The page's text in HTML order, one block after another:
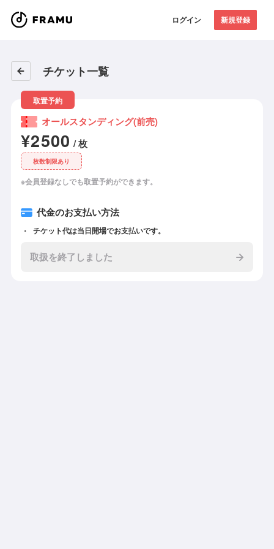
ログイン 新規登録
チケット一覧
取置予約
オールスタンディング(前売)
¥2500 / 枚
枚数制限あり
※会員登録なしでも取置予約ができます。
代金のお支払い方法
チケット代は当日開場でお支払いです。
取扱を終了しました